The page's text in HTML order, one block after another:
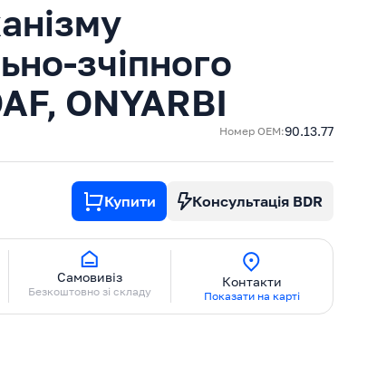
зчіпного
ONYARBI
Номер ОЕМ:90.13.77
Купити Консультація BDR
Самовивіз
Безкоштовно зі складу
Контакти
Показати на карті